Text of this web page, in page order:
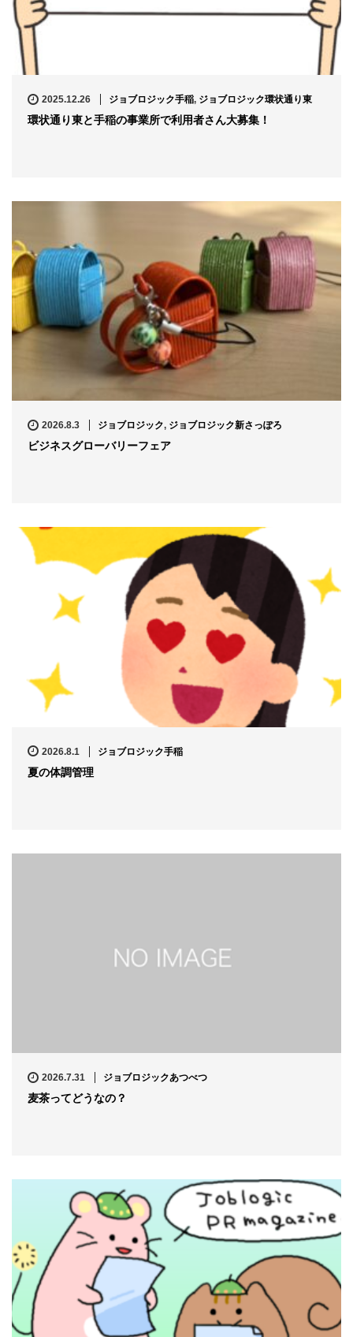
2025.12.26 ジョブロジック手稲, ジョブロジック環状通り東
環状通り東と手稲の事業所で利用者さん大募集！
2026.8.3 ジョブロジック, ジョブロジック新さっぽろ
ビジネスグローバリーフェア
2026.8.1 ジョブロジック手稲
夏の体調管理
2026.7.31 ジョブロジックあつべつ
麦茶ってどうなの？